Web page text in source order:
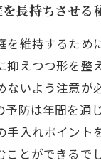
長持ちさせる
を維持するため
抑えつつ形を整
ないよう注意
予防は年間を通
手入れポイント
とができるでし